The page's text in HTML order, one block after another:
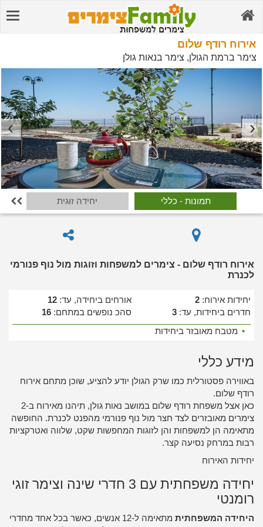
אירוח רודף שלום
צימר ברמת הגולן, צימר בנאות גולן
תמונות - כללי יחידה זוגית 
אירוח רודף שלום - צימרים למשפחות וזוגות מול נוף פנורמי
לכנרת
יחידות אירוח: 2 אורחים ביחידה, עד: 12
חדרים ביחידות, עד: 3 סהכ נופשים במתחם: 16
• מטבח מאובזר ביחידות
מידע כללי
באווירה פסטורלית כמו שרק הגולן יודע להציע, שוכן מתחם אירוח
רודף שלום.
כאן אצל משפחת רודף שלום במושב נאות גולן, תיהנו מאירוח ב-2
צימרים מאובזרים לצד חצר מול נוף פנורמי מהפנט לכנרת. החופשה
מתאימה הן למשפחות והן לזוגות המחפשות שקט, שלווה ואטרקציות
רבות במרחק נסיעה קצר.
יחידות האירוח
יחידה משפחתית עם 3 חדרי שינה וצימר זוגי
רומנטי
היחידה המשפחתית
מתאימה ל-12 אנשים, כאשר בכל אחד מחדרי